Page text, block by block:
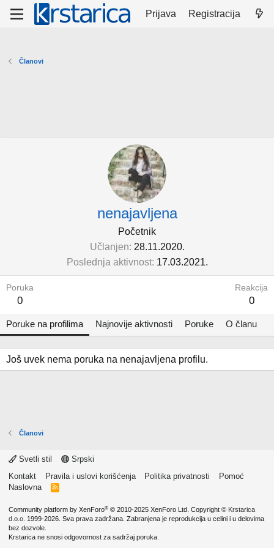
Prijava Registracija
Članovi
nenajavljena
Početnik
Učlanjen 28.11.2020.
Poslednja aktivnost 17.03.2021.
Poruka
0
Reakcija
0
Poruke na profilima Najnovije aktivnosti Poruke O članu
Još uvek nema poruka na nenajavljena profilu.
Članovi
Svetli stil
Srpski
Kontakt
Pravila i uslovi korišćenja Politika privatnosti
Pomoć
Naslovna
R
Community platform by XenForo® © 2010-2025 XenForo Ltd. Copyright © Krstarica
d.o.o. 1999-2026. Sva prava zadržana. Zabranjena je reprodukcija u celini i u delovima
bez dozvole.
Krstarica ne snosi odgovornost za sadržaj poruka.